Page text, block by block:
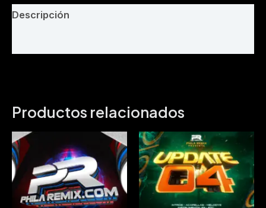
Descripción
Productos relacionados